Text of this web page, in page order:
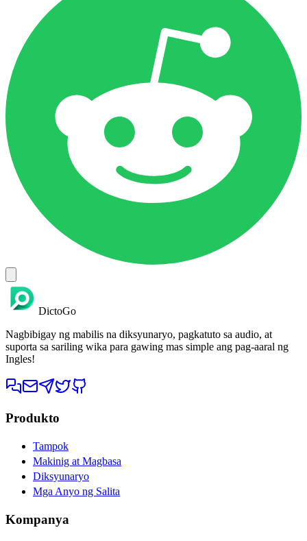
DictoGo
Nagbibigay ng mabilis na diksyunaryo, pagkatuto sa audio, at
suporta sa sariling wika para gawing mas simple ang pag-aaral ng
Ingles!
Produkto
Tampok
Makinig at Magbasa
Diksyunaryo
Mga Anyo ng Salita
Kompanya